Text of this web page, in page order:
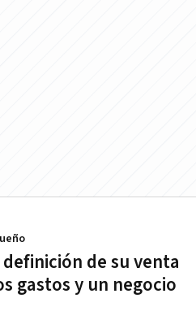
de su venta
gastos y un negocio